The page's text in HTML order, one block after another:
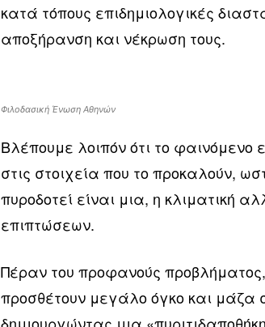
κατά τόπους επιδημιολογικές
αποξήρανση και νέκρωση τους.
Φιλοδασική Ένωση Αθηνών
Βλέπουμε λοιπόν ότι το
στις στοιχεία που το προκαλούν,
πυροδοτεί είναι μια, η κλιματική
επιπτώσεων.
Πέραν του προφανούς
προσθέτουν μεγάλο όγκο και μάζα
δημιουργώντας μια